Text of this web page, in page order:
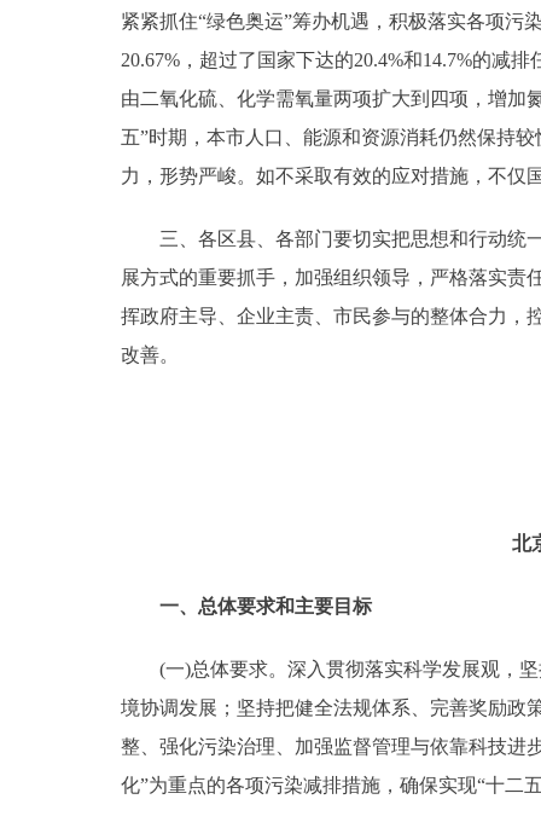
中介服务
12345网上接诉即办
ENGLISH
DEUTSCH
紧紧抓住“绿色奥运”筹办机遇，积极落实各项污
20.67%，超过了国家下达的20.4%和14.7%的
由二氧化硫、化学需氧量两项扩大到四项，增加
五”时期，本市人口、能源和资源消耗仍然保持
力，形势严峻。如不采取有效的应对措施，不仅
三、各区县、各部门要切实把思想和行动统一
展方式的重要抓手，加强组织领导，严格落实
挥政府主导、企业主责、市民参与的整体合力，
改善。
北
一、总体要求和主要目标
(一)总体要求。深入贯彻落实科学发展观，坚
境协调发展；坚持把健全法规体系、完善奖励政
整、强化污染治理、加强监督管理与依靠科技进
化”为重点的各项污染减排措施，确保实现“十二